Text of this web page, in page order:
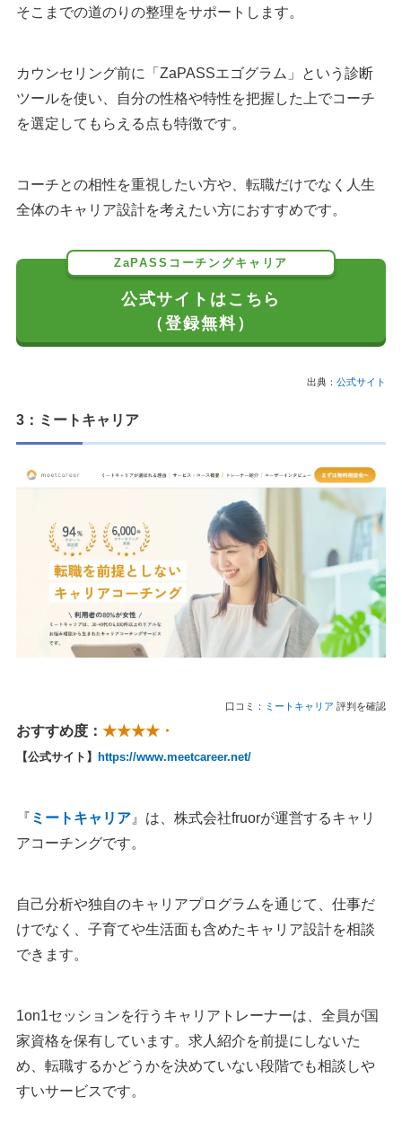
そこまでの道のりの整理をサポートします。
カウンセリング前に「ZaPASSエゴグラム」という診断
ツールを使い、自分の性格や特性を把握した上でコーチ
を選定してもらえる点も特徴です。
コーチとの相性を重視したい方や、転職だけでなく人生
全体のキャリア設計を考えたい方におすすめです。
ZaPASSコーチングキャリア
公式サイトはこちら
（登録無料）
出典： 公式サイト
3：ミートキャリア
口コミ： ミートキャリア 評判を確認
おすすめ度： ★★★★・
【公式サイト】 https://www.meetcareer.net/
『 ミートキャリア 』は、株式会社fruorが運営するキャリ
アコーチングです。
自己分析や独自のキャリアプログラムを通じて、仕事だ
けでなく、子育てや生活面も含めたキャリア設計を相談
できます。
1on1セッションを行うキャリアトレーナーは、全員が国
家資格を保有しています。求人紹介を前提にしないた
め、転職するかどうかを決めていない段階でも相談しや
すいサービスです。